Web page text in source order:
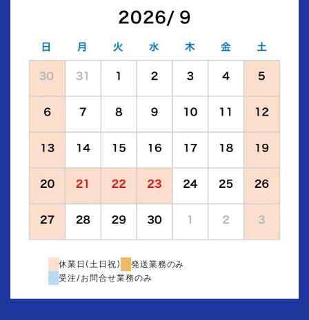
休業日(土日祝)
発送業務のみ
受注/お問合せ業務のみ